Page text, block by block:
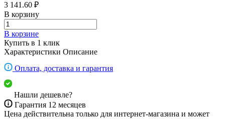
3 141.60 ₽
В корзину
В корзине
Купить в 1 клик
Характеристики Описание
Оплата, доставка и гарантия
Нашли дешевле?
Гарантия 12 месяцев
Цена действительна только для интернет-магазина и может